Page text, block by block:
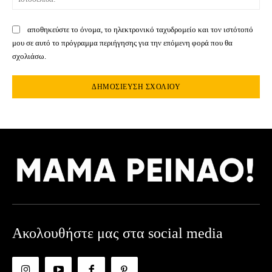
αποθηκεύστε το όνομα, το ηλεκτρονικό ταχυδρομείο και τον ιστότοπό
μου σε αυτό το πρόγραμμα περιήγησης για την επόμενη φορά που θα
σχολιάσω.
Ακολουθήστε μας στα social media